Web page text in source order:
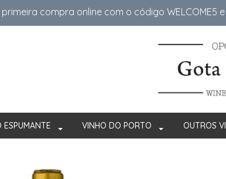
compra online com o código
ESPUMANTE VINHO DO PORTO OUTROS